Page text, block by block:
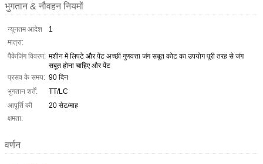
भुगतान & नौवहन नियमों
न्यूनतम आदेश
मात्रा:
1
पैकेजिंग विवरण: मशीन में लिपटे और पेंट अच्छी गुणवत्ता जंग सबूत कोट का उपयोग पूरी तरह से जंग
सबूत होना चाहिए और पेंट
प्रसव के समय: 90 दिन
भुगतान शर्तें:
TT/LC
आपूर्ति की
क्षमता:
20 सेट/माह
वर्णन